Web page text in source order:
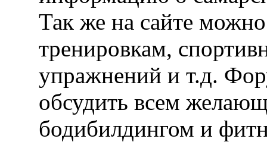
Так же на сайте
тренировкам,
упражнений и т.д.
обсудить всем
бодибилдингом и